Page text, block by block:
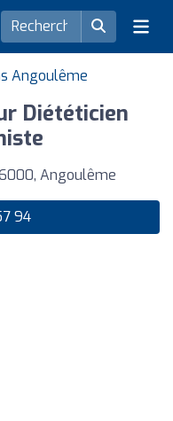
Angoulême
Diététicien
Angoulême
94